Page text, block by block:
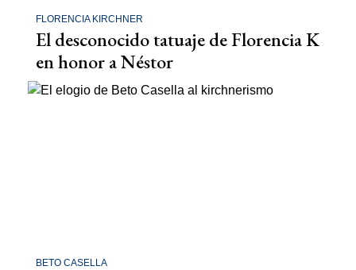
FLORENCIA KIRCHNER
El desconocido tatuaje de Florencia K
en honor a Néstor
BETO CASELLA